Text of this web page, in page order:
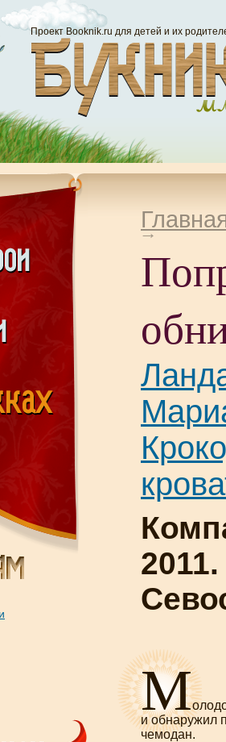
Проект Booknik.ru для детей и их
М
и обнаружил
чемодан.